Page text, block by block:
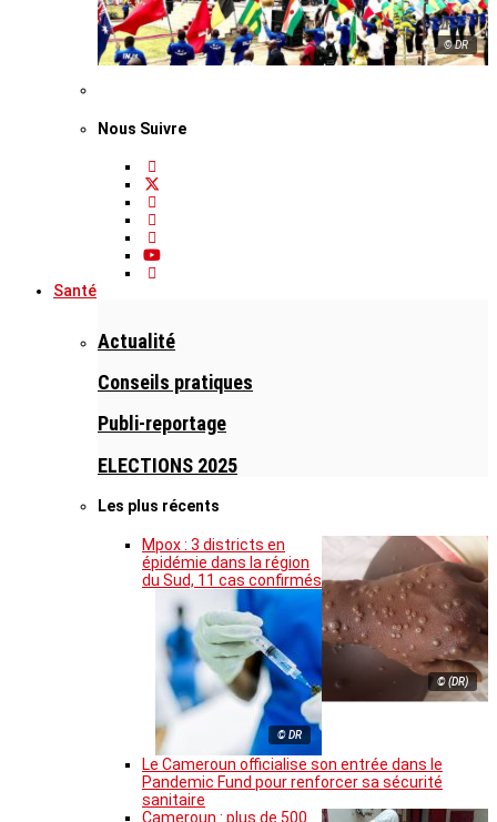
© DR
Nous Suivre
Santé
Actualité
Conseils pratiques
Publi-reportage
ELECTIONS 2025
Les plus récents
© (DR)
Mpox : 3 districts en
épidémie dans la région
du Sud, 11 cas confirmés
© DR
Le Cameroun officialise son entrée dans le
Pandemic Fund pour renforcer sa sécurité
sanitaire
Cameroun : plus de 500